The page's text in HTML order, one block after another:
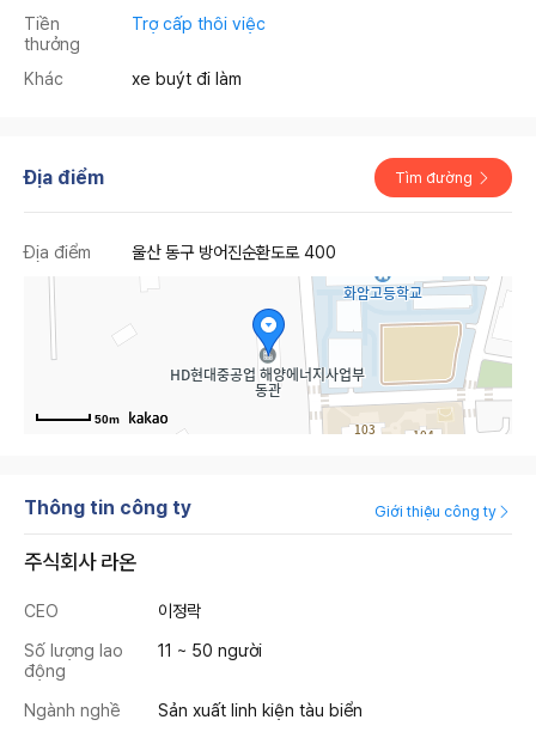
Tiền
thưởng
Trợ cấp thôi việc
Khác xe buýt đi làm
Địa điểm Tìm đường
Địa điểm 울산 동구 방어진순환도로 400
50m
Thông tin công ty Giới thiệu công ty
주식회사 라온
CEO
이정락
Số lượng lao
động
11 ~ 50 người
Ngành nghề
Sản xuất linh kiện tàu biển